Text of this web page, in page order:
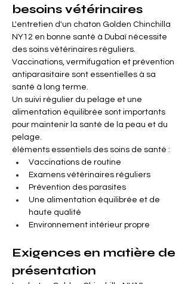
besoins vétérinaires
L'entretien d'un chaton Golden Chinchilla
NY12 en bonne santé à Dubaï nécessite
des soins vétérinaires réguliers.
Vaccinations, vermifugation et prévention
antiparasitaire sont essentielles à sa
santé à long terme.
Un suivi régulier du pelage et une
alimentation équilibrée sont importants
pour maintenir la santé de la peau et du
pelage.
éléments essentiels des soins de santé :
Vaccinations de routine
Examens vétérinaires réguliers
Prévention des parasites
Une alimentation équilibrée et de
haute qualité
Environnement intérieur propre
Exigences en matière de
présentation